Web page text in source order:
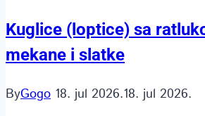
Kuglice (loptice) sa
mekane i slatke
ByGogo 18. jul 2026.18. jul 2026.